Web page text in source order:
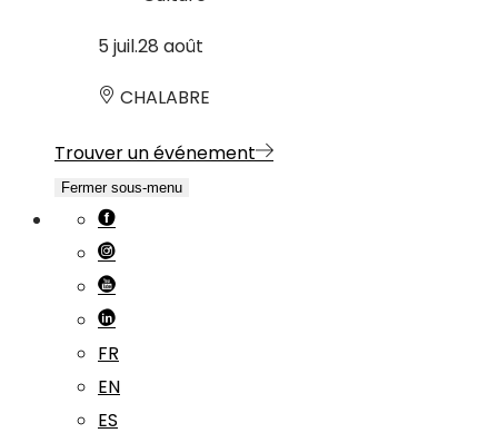
5 juil.28 août
CHALABRE
Trouver un événement
Fermer sous-menu
FR
EN
ES